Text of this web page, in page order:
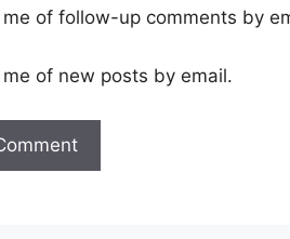
of follow-up comments by
of new posts by email.